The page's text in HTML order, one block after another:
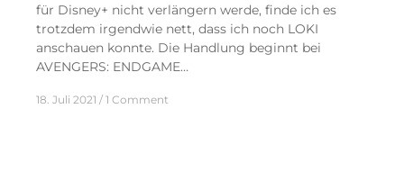
für Disney+ nicht verlängern werde, finde ich es
trotzdem irgendwie nett, dass ich noch LOKI
anschauen konnte. Die Handlung beginnt bei
AVENGERS: ENDGAME…
18. Juli 2021 1 Comment